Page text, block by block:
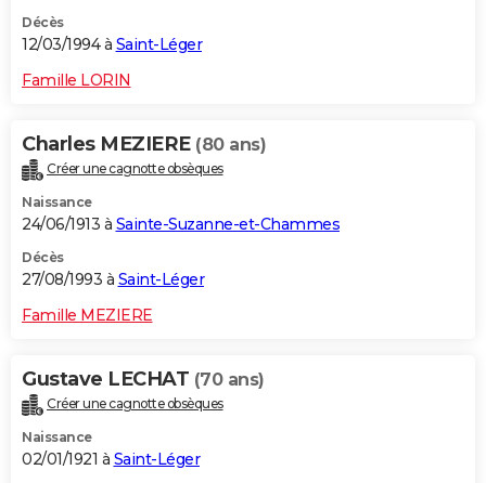
Décès
12/03/1994 à Saint-Léger
Famille LORIN
Charles MEZIERE (80 ans)
Créer une cagnotte obsèques
Naissance
24/06/1913 à Sainte-Suzanne-et-Chammes
Décès
27/08/1993 à Saint-Léger
Famille MEZIERE
Gustave LECHAT (70 ans)
Créer une cagnotte obsèques
Naissance
02/01/1921 à Saint-Léger